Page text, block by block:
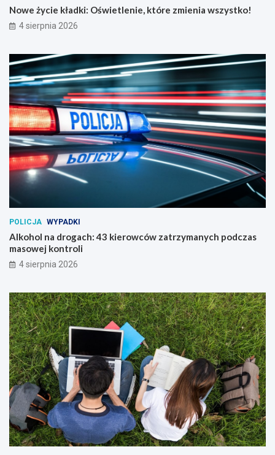
Nowe życie kładki: Oświetlenie, które zmienia wszystko!
4 sierpnia 2026
POLICJA WYPADKI
Alkohol na drogach: 43 kierowców zatrzymanych podczas
masowej kontroli
4 sierpnia 2026